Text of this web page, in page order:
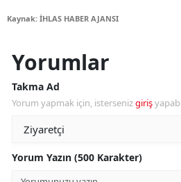
Kaynak: İHLAS HABER AJANSI
Yorumlar
Takma Ad
Yorum yapmak için, istersenizgiriş
Yorum Yazın (500 Karakter)